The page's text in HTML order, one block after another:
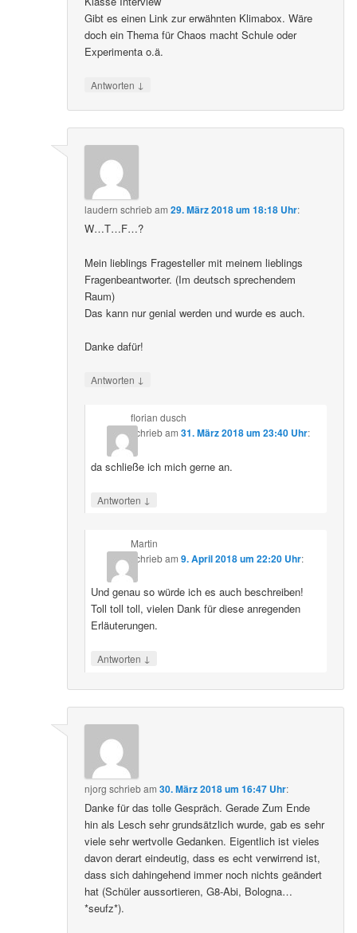
Gibt es einen Link zur erwähnten Klimabox. Wäre
doch ein Thema für Chaos macht Schule oder
Experimenta o.ä.
Antworten ↓
laudern schriebam29. März 2018 um 18:18 Uhr:
W…T…F…?
Mein lieblings Fragesteller mit meinem lieblings
Fragenbeantworter. (Im deutsch sprechendem
Raum)
Das kann nur genial werden und wurde es auch.
Danke dafür!
Antworten ↓
florian dusch
schriebam 31. März 2018 um 23:40 Uhr:
da schließe ich mich gerne an.
Antworten ↓
Martin
schriebam 9. April 2018 um 22:20 Uhr:
Und genau so würde ich es auch beschreiben!
Toll toll toll, vielen Dank für diese anregenden
Erläuterungen.
Antworten ↓
njorg schriebam30. März 2018 um 16:47 Uhr:
Danke für das tolle Gespräch. Gerade Zum Ende
hin als Lesch sehr grundsätzlich wurde, gab es sehr
viele sehr wertvolle Gedanken. Eigentlich ist vieles
davon derart eindeutig, dass es echt verwirrend ist,
dass sich dahingehend immer noch nichts geändert
hat (Schüler aussortieren, G8-Abi, Bologna…
*seufz*).